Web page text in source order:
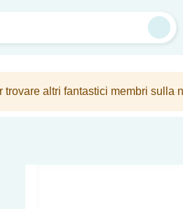
altri fantastici membri sulla